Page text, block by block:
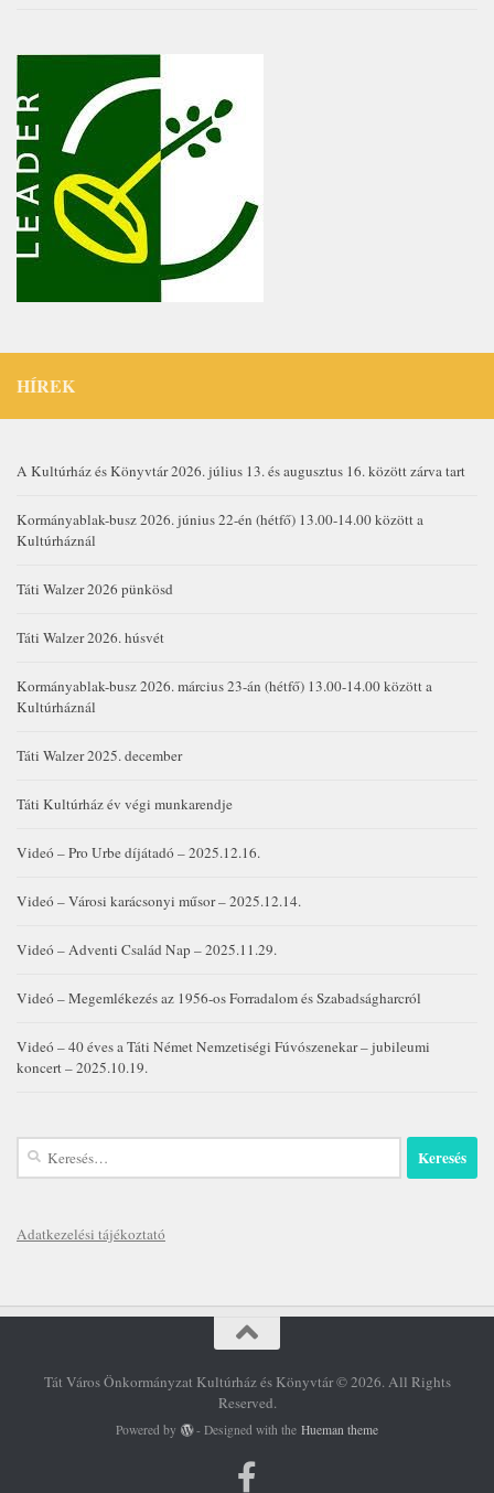
HÍREK
A Kultúrház és Könyvtár 2026. július 13. és augusztus 16. között zárva tart
Kormányablak-busz 2026. június 22-én (hétfő) 13.00-14.00 között a
Kultúrháznál
Táti Walzer 2026 pünkösd
Táti Walzer 2026. húsvét
Kormányablak-busz 2026. március 23-án (hétfő) 13.00-14.00 között a
Kultúrháznál
Táti Walzer 2025. december
Táti Kultúrház év végi munkarendje
Videó – Pro Urbe díjátadó – 2025.12.16.
Videó – Városi karácsonyi műsor – 2025.12.14.
Videó – Adventi Család Nap – 2025.11.29.
Videó – Megemlékezés az 1956-os Forradalom és Szabadságharcról
Videó – 40 éves a Táti Német Nemzetiségi Fúvószenekar – jubileumi
koncert – 2025.10.19.
Keresés:
Adatkezelési tájékoztató
Tát Város Önkormányzat Kultúrház és Könyvtár © 2026. All Rights
Reserved.
Powered by - Designed with theHueman theme